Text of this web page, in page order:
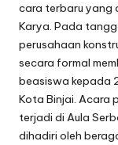
cara terbaru yang
Karya. Pada
perusahaan
secara formal
beasiswa kepada
Kota Binjai. Acara
terjadi di Aula
dihadiri oleh